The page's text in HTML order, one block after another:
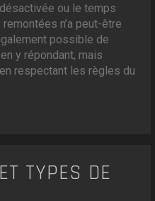
ou le temps
n’a peut-être
possible de
y répondant, mais
respectant les règles du
TYPES DE